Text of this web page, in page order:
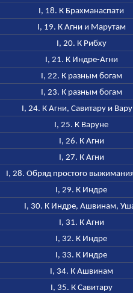
I, 18. К Брахманаспати
I, 19. К Агни и Марутам
I, 20. К Рибху
I, 21. К Индре-Агни
I, 22. К разным богам
I, 23. К разным богам
I, 24. К Агни, Савитару и
I, 25. К Варуне
I, 26. К Агни
I, 27. К Агни
I, 28. Обряд простого
I, 29. К Индре
I, 30. К Индре, Ашвинам,
I, 31. К Агни
I, 32. К Индре
I, 33. К Индре
I, 34. К Ашвинам
I, 35. К Савитару